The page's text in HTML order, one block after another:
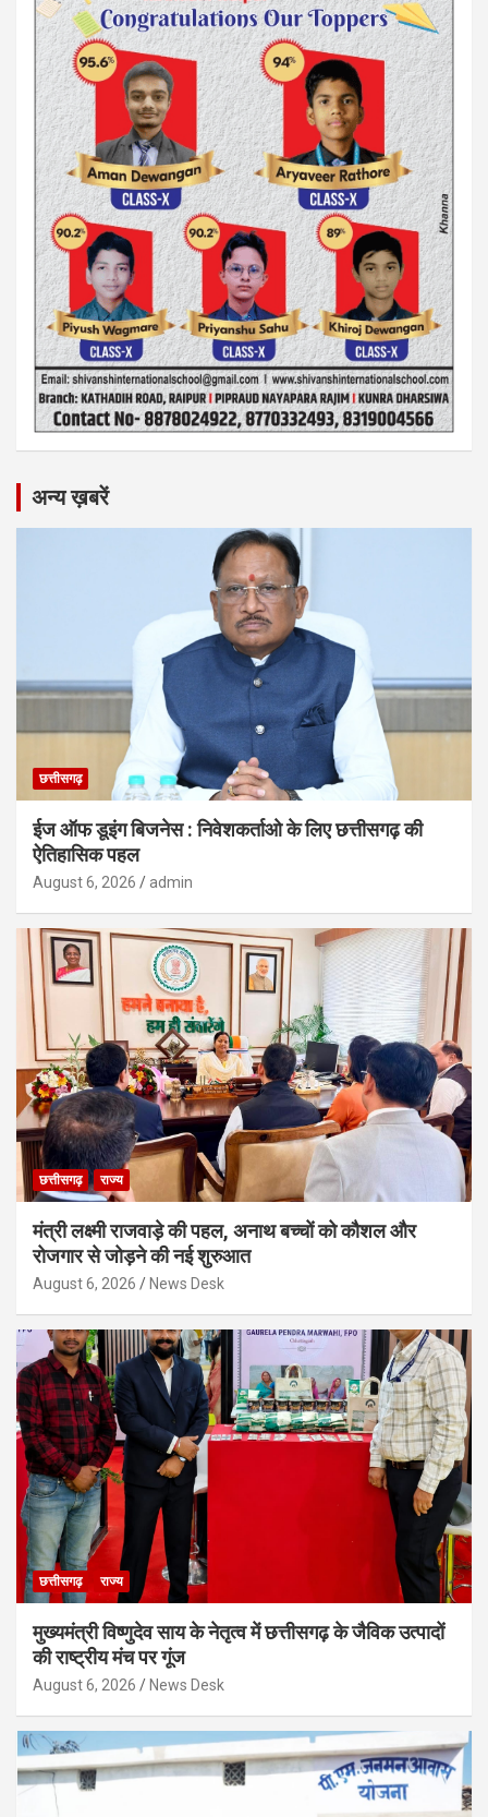
अन्य ख़बरें
छत्तीसगढ़
ईज ऑफ डूइंग बिजनेस : निवेशकर्ताओ के लिए छत्तीसगढ़ की
ऐतिहासिक पहल
August 6, 2026 admin
छत्तीसगढ़ राज्य
मंत्री लक्ष्मी राजवाड़े की पहल, अनाथ बच्चों को कौशल और
रोजगार से जोड़ने की नई शुरुआत
August 6, 2026 News Desk
छत्तीसगढ़ राज्य
मुख्यमंत्री विष्णुदेव साय के नेतृत्व में छत्तीसगढ़ के जैविक उत्पादों
की राष्ट्रीय मंच पर गूंज
August 6, 2026 News Desk